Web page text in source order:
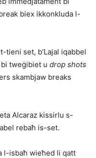
biex ikkonkluda l-
set, b’Lajal iqabbel
tweġi­biet u drop shots
skambjaw breaks
Alcaraz kissirlu s-
rebaħ is-set.
l-isbaħ wieħed li qatt